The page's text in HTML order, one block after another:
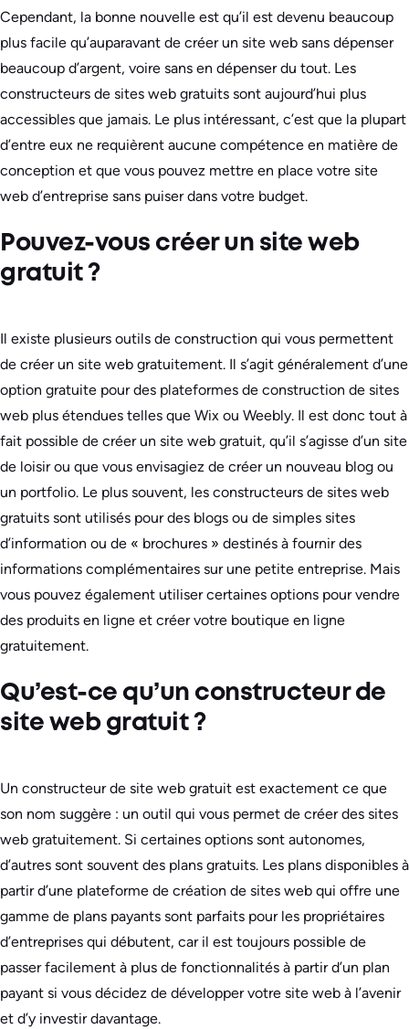
Cependant, la bonne nouvelle est qu’il est devenu beaucoup
plus facile qu’auparavant de créer un site web sans dépenser
beaucoup d’argent, voire sans en dépenser du tout. Les
constructeurs de sites web gratuits sont aujourd’hui plus
accessibles que jamais. Le plus intéressant, c’est que la plupart
d’entre eux ne requièrent aucune compétence en matière de
conception et que vous pouvez mettre en place votre site
web d’entreprise sans puiser dans votre budget.
Pouvez-vous créer un site web
gratuit ?
Il existe plusieurs outils de construction qui vous permettent
de créer un site web gratuitement. Il s’agit généralement d’une
option gratuite pour des plateformes de construction de sites
web plus étendues telles que Wix ou Weebly. Il est donc tout à
fait possible de créer un site web gratuit, qu’il s’agisse d’un site
de loisir ou que vous envisagiez de créer un nouveau blog ou
un portfolio. Le plus souvent, les constructeurs de sites web
gratuits sont utilisés pour des blogs ou de simples sites
d’information ou de « brochures » destinés à fournir des
informations complémentaires sur une petite entreprise. Mais
vous pouvez également utiliser certaines options pour vendre
des produits en ligne et créer votre boutique en ligne
gratuitement.
Qu’est-ce qu’un constructeur de
site web gratuit ?
Un constructeur de site web gratuit est exactement ce que
son nom suggère : un outil qui vous permet de créer des sites
web gratuitement. Si certaines options sont autonomes,
d’autres sont souvent des plans gratuits. Les plans disponibles à
partir d’une plateforme de création de sites web qui offre une
gamme de plans payants sont parfaits pour les propriétaires
d’entreprises qui débutent, car il est toujours possible de
passer facilement à plus de fonctionnalités à partir d’un plan
payant si vous décidez de développer votre site web à l’avenir
et d’y investir davantage.